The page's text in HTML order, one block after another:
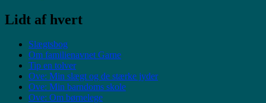
Lidt af hvert
Slægtsbog
Om familienavnet Garne
Tip en tolver
Ove: Min slægt og de stærke jyder
Ove: Min barndoms skole
Ove: Om børnelege